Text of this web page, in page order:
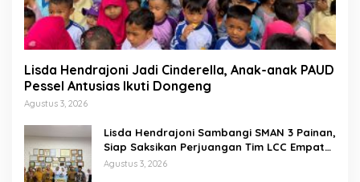
Lisda Hendrajoni Jadi Cinderella, Anak-anak PAUD
Pessel Antusias Ikuti Dongeng
Agustus 3, 2026
Lisda Hendrajoni Sambangi SMAN 3 Painan,
Siap Saksikan Perjuangan Tim LCC Empat
Pilar di Jakarta
Agustus 3, 2026